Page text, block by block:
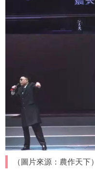
（圖片來源：農作天下）